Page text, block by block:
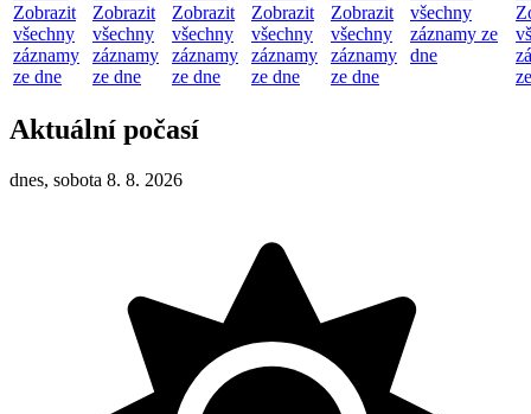
Zobrazit
všechny
záznamy
ze dne
Zobrazit
všechny
záznamy
ze dne
Zobrazit
všechny
záznamy
ze dne
Zobrazit
všechny
záznamy
ze dne
Zobrazit
všechny
záznamy
ze dne
všechny
záznamy ze
dne
Aktuální počasí
dnes, sobota 8. 8. 2026